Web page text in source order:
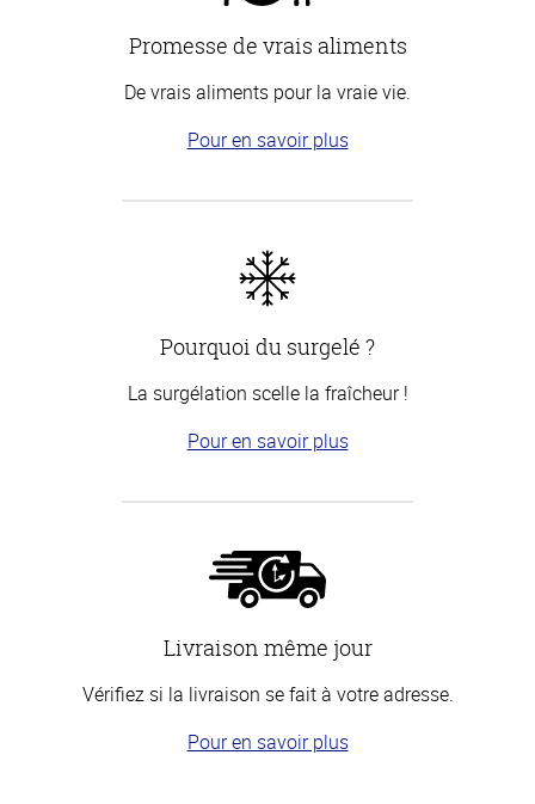
Promesse de vrais aliments
De vrais aliments pour la vraie vie.
Pour en savoir plus
Pourquoi du surgelé ?
La surgélation scelle la fraîcheur !
Pour en savoir plus
Livraison même jour
Vérifiez si la livraison se fait à votre adresse.
Pour en savoir plus